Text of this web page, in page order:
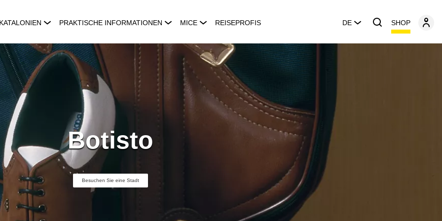
PRAKTISCHE INFORMATIONEN MICE REISEPROFIS DE SHOP
Botisto
Besuchen Sie eine Stadt